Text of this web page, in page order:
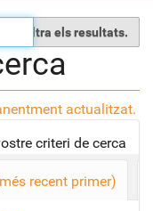
Filtra els resultats.
actualitzat.
criteri de cerca
recent primer)